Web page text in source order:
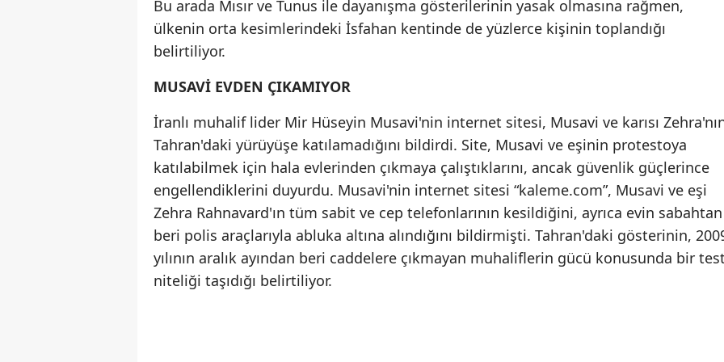
Bu arada Mısır ve Tunus ile dayanışma gösterilerinin yasak olmasına rağmen,
ülkenin orta kesimlerindeki İsfahan kentinde de yüzlerce kişinin toplandığı
belirtiliyor.
MUSAVİ EVDEN ÇIKAMIYOR
İranlı muhalif lider Mir Hüseyin Musavi'nin internet sitesi, Musavi ve karısı
Tahran'daki yürüyüşe katılamadığını bildirdi. Site, Musavi ve eşinin protestoya
katılabilmek için hala evlerinden çıkmaya çalıştıklarını, ancak güvenlik güçlerince
engellendiklerini duyurdu. Musavi'nin internet sitesi “kaleme.com”, Musavi ve eşi
Zehra Rahnavard'ın tüm sabit ve cep telefonlarının kesildiğini, ayrıca evin sabahtan
beri polis araçlarıyla abluka altına alındığını bildirmişti. Tahran'daki gösterinin,
yılının aralık ayından beri caddelere çıkmayan muhaliflerin gücü konusunda bir test
niteliği taşıdığı belirtiliyor.